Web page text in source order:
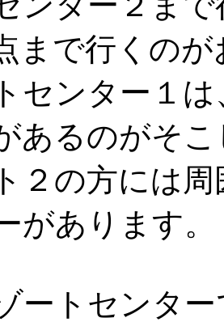
まで行くのが
センター１
あるのがそ
２の方には
があります。
ートセンタ